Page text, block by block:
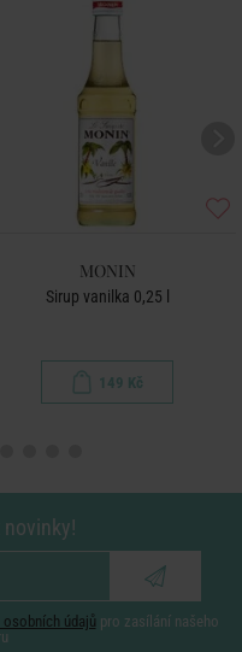
MONIN
Sirup vanilka 0,25 l
149 Kč
novinky!
údajů pro zasílání našeho